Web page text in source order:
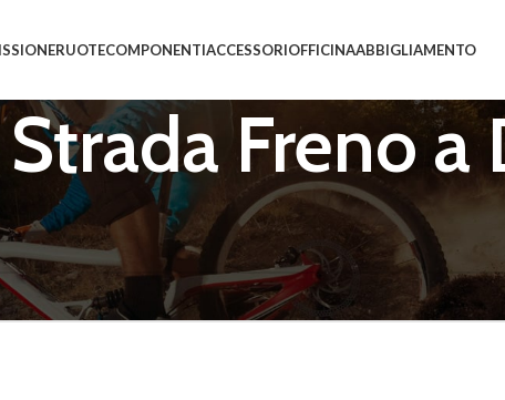
RUOTECOMPONENTIACCESSORIOFFICINAABBIGLIAMENTO
Freno a
“Ruote Strada Freno a Disco”
nessun prodotto che corrisponde alla tua selezione.